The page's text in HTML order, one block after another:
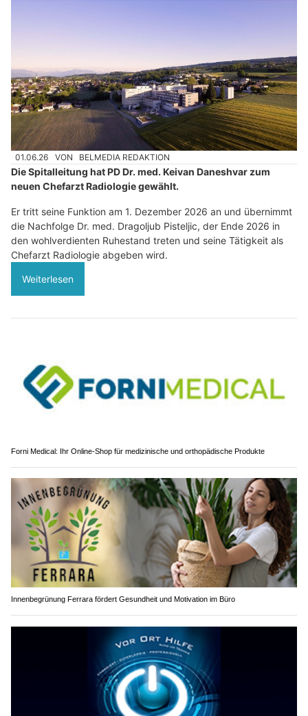
01.06.26 VON BELMEDIA REDAKTION
Die Spitalleitung hat PD Dr. med. Keivan Daneshvar zum
neuen Chefarzt Radiologie gewählt.
Er tritt seine Funktion am 1. Dezember 2026 an und übernimmt
die Nachfolge Dr. med. Dragoljub Pisteljic, der Ende 2026 in
den wohlverdienten Ruhestand treten und seine Tätigkeit als
Chefarzt Radiologie abgeben wird.
Weiterlesen
Forni Medical: Ihr Online-Shop für medizinische und orthopädische Produkte
Innenbegrünung Ferrara fördert Gesundheit und Motivation im Büro